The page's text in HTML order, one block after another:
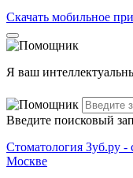
Скачать мобильное
Я ваш
Введите поисковый
Стоматология Зуб.ру -
Москве